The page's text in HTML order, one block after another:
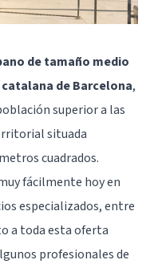
de tamaño medio
de Barcelona,
superior a las
situada
cuadrados.
fácilmente hoy en
especializados, entre
a toda esta oferta
profesionales de